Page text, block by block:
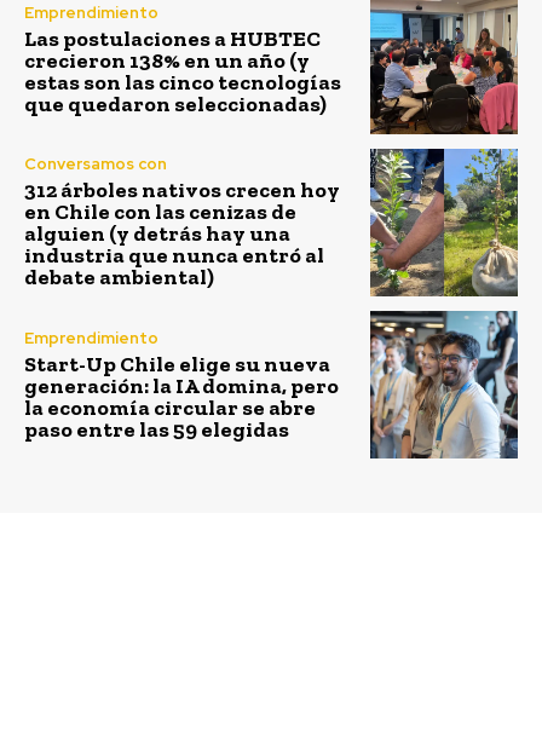
Emprendimiento
Las postulaciones a HUBTEC
crecieron 138% en un año (y
estas son las cinco tecnologías
que quedaron seleccionadas)
Conversamos con
312 árboles nativos crecen hoy
en Chile con las cenizas de
alguien (y detrás hay una
industria que nunca entró al
debate ambiental)
Emprendimiento
Start-Up Chile elige su nueva
generación: la IA domina, pero
la economía circular se abre
paso entre las 59 elegidas